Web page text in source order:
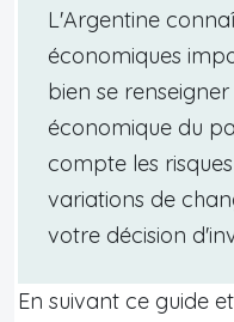
L'Argentine
économiques
bien se
économique du
compte les
variations de
votre décision
En suivant ce guide